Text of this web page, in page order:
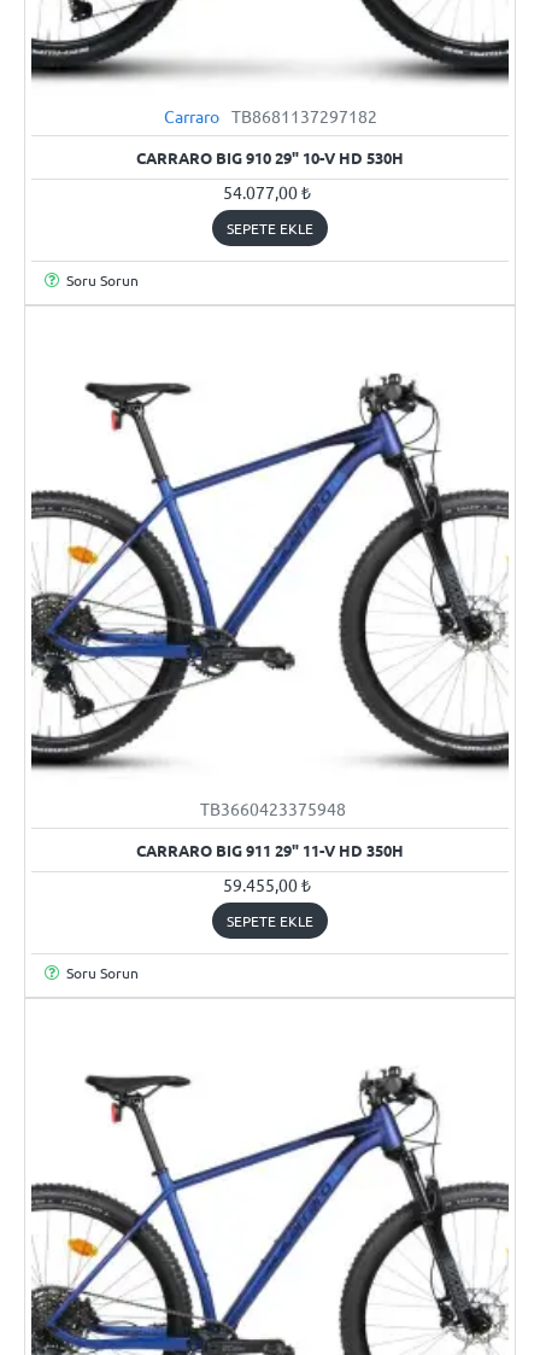
Carraro TB8681137297182
CARRARO BIG 910 29" 10-V HD 530H
54.077,00 ₺
SEPETE EKLE
Soru Sorun
TB3660423375948
CARRARO BIG 911 29" 11-V HD 350H
59.455,00 ₺
SEPETE EKLE
Soru Sorun